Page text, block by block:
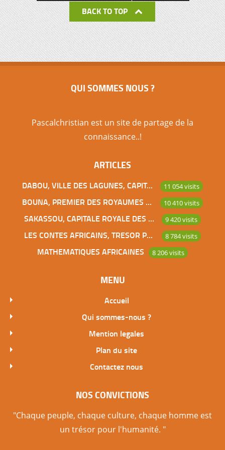
BACK TO TOP
QUI SOMMES NOUS ?
Pascalchristian est un site de partage de la
connaissance..!
ARTICLES
DABOU, VILLE DES LAGUNES, CAPITALE DES ADJOUKROU 11 054 visits
BOUNA, PREMIER DES ROYAUMES DE CÔTE D’IVOIRE 10 410 visits
SAKASSOU, CAPITALE ROYALE DES BAOULES 9 420 visits
LES CONTES AFRICAINS, TRESOR POUR L’HUMANITE 8 784 visits
MATHEMATIQUES AFRICAINES 8 206 visits
MENU
Accueil
Qui sommes-nous ?
Mention legales
Plan du site
Contactez nous
NOS CONVICTIONS
"Chaque peuple, chaque culture, chaque homme est
un trésor pour l'humanité. "